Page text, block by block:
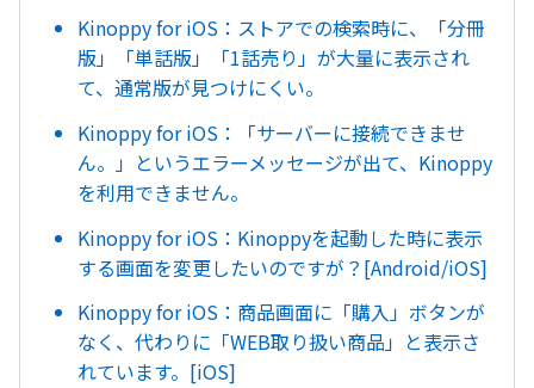
Kinoppy for iOS：ストアでの検索時に、「分冊
版」「単話版」「1話売り」が大量に表示され
て、通常版が見つけにくい。
Kinoppy for iOS：「サーバーに接続できませ
ん。」というエラーメッセージが出て、Kinoppy
を利用できません。
Kinoppy for iOS：Kinoppyを起動した時に表示
する画面を変更したいのですが？[Android/iOS]
Kinoppy for iOS：商品画面に「購入」ボタンが
なく、代わりに「WEB取り扱い商品」と表示さ
れています。[iOS]